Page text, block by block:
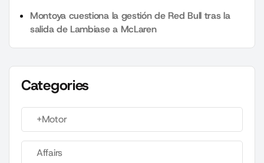
Montoya cuestiona la gestión de Red Bull tras la
salida de Lambiase a McLaren
Categories
+Motor
Affairs